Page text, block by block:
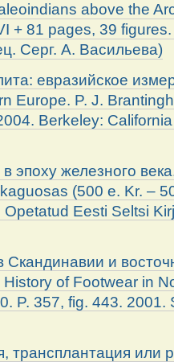
above the
+ 81 pages, 39
Серг. А. Васильева)
евразийское
Europe. P. J.
Berkeley:
эпоху железного
(500 e. Kr. –
Eesti Seltsi
и
of Footwear in
P. 357, fig. 443.
трансплантация или